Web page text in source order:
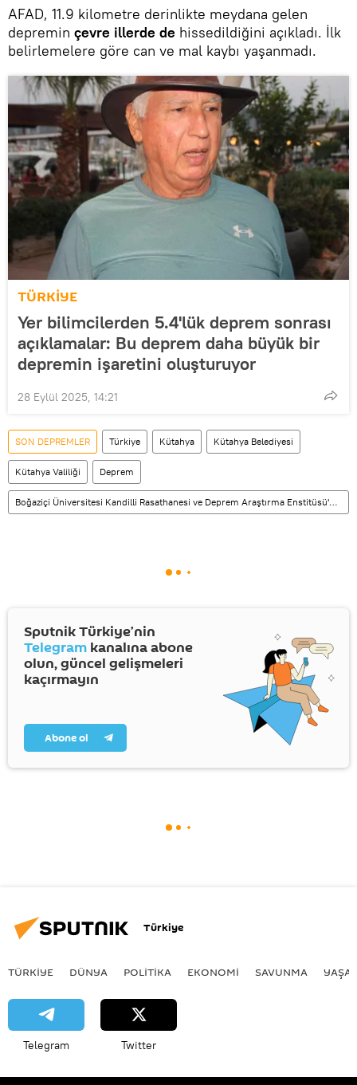
AFAD, 11.9 kilometre derinlikte meydana gelen
depremin çevre illerde de hissedildiğini açıkladı. İlk
belirlemelere göre can ve mal kaybı yaşanmadı.
TÜRKİYE
Yer bilimcilerden 5.4'lük deprem sonrası
açıklamalar: Bu deprem daha büyük bir
depremin işaretini oluşturuyor
28 Eylül 2025, 14:21
SON DEPREMLER Türkiye Kütahya Kütahya Belediyesi
Kütahya Valiliği Deprem
Boğaziçi Üniversitesi Kandilli Rasathanesi ve Deprem Araştırma Enstitüsü'nde (KRDAE)
Sputnik Türkiye’nin
Telegram kanalına abone
olun, güncel gelişmeleri
kaçırmayın
Abone ol
Türkiye
TÜRKIYE DÜNYA POLİTİKA EKONOMİ SAVUNMA
Telegram Twitter